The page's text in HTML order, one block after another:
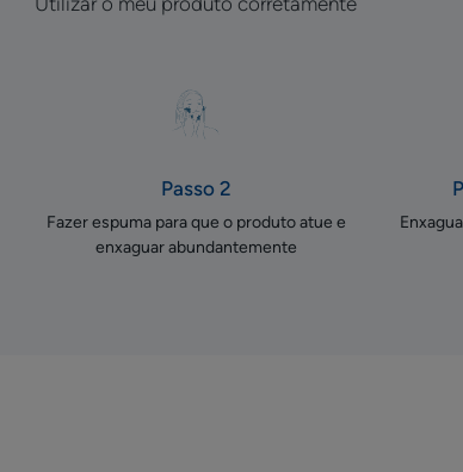
Passo 2
Fazer espuma para que o produto atue e
enxaguar abundantemente